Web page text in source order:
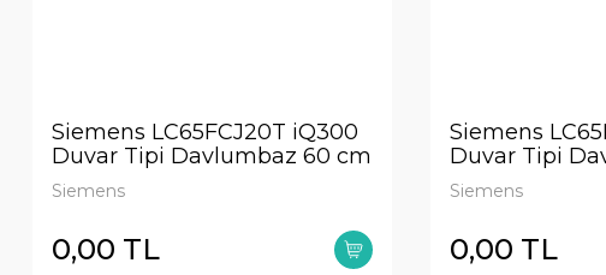
Siemens LC65FCJ20T iQ300
Duvar Tipi Davlumbaz 60 cm
Beyaz Cam Yüzey
Siemens
0,00 TL
Siemens
Duvar Tipi
Siemens
0,00 TL